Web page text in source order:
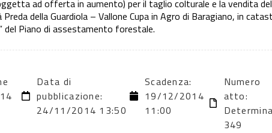
ad offerta in aumento) per il taglio colturale e la vendita
della Guardiola – Vallone Cupa in Agro di Baragiano, in
del Piano di assestamento forestale.
Data di
pubblicazione:
24/11/2014 13:50
Scadenza:
19/12/2014
11:00
Numero
atto:
Determina
349